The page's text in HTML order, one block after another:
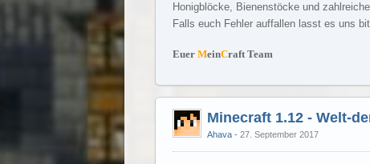
Honigblöcke, Bienenstöcke und
Falls euch Fehler auffallen lasst es uns
Euer MeinCraft Team
Minecraft 1.12 - Welt-
Ahava 27. September 2017